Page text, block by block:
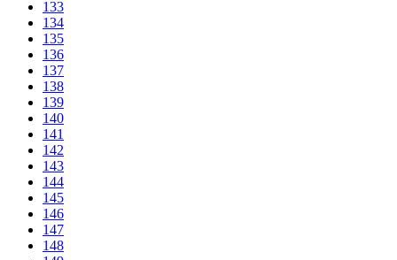
133
134
135
136
137
138
139
140
141
142
143
144
145
146
147
148